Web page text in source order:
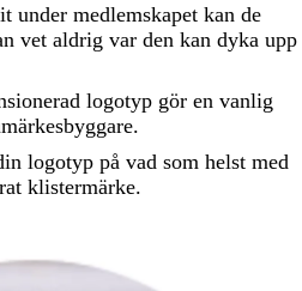
under medlemskapet kan de
vet aldrig var den kan dyka upp
logotyp gör en vanlig
logotyp på vad som helst med
klistermärke.